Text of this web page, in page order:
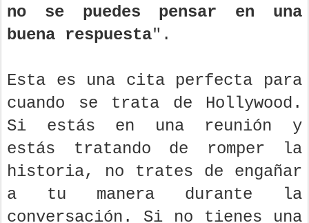
no se puedes pensar en una
buena respuesta".
Esta es una cita perfecta para
cuando se trata de Hollywood.
Si estás en una reunión y
estás tratando de romper la
historia, no trates de engañar
a tu manera durante la
conversación. Si no tienes una